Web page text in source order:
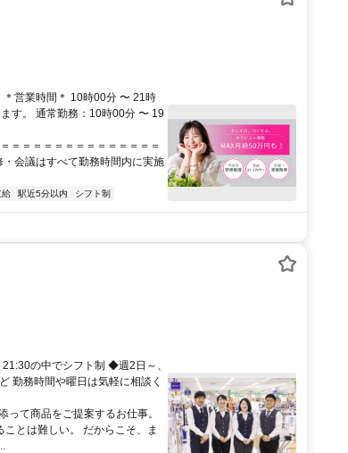
営業時間＊ 10時00分 〜 21時
す。 通常勤務：10時00分 〜 19
＝＝＝＝＝＝＝＝＝＝＝＝＝＝
・会議はすべて勤務時間内に実施
給 駅近5分以内 シフト制
の中でシフト制 ◆週2日～、
勤務時間や曜日は気軽に相談く
って商品をご提案するお仕事。
とは難しい。 だからこそ、ま